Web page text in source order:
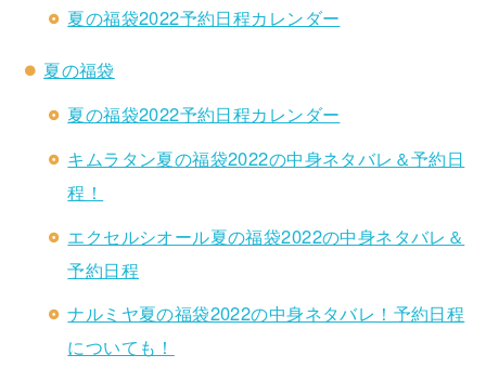
夏の福袋2022予約日程カレンダー
夏の福袋
夏の福袋2022予約日程カレンダー
キムラタン夏の福袋2022の中身ネタバレ＆予約日
程！
エクセルシオール夏の福袋2022の中身ネタバレ＆
予約日程
ナルミヤ夏の福袋2022の中身ネタバレ！予約日程
についても！